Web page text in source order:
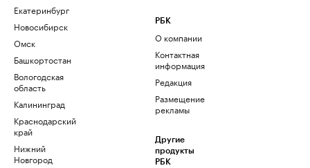
Екатеринбург
Новосибирск
Омск
Башкортостан
Вологодская
область
Калининград
Краснодарский
край
Нижний
Новгород
РБК
О компании
Контактная
информация
Редакция
Размещение
рекламы
Другие
продукты
РБК